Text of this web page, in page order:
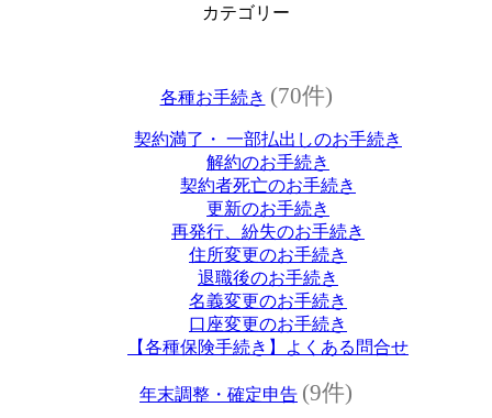
カテゴリー
各種お手続き (70件)
契約満了・ 一部払出しのお手続き
解約のお手続き
契約者死亡のお手続き
更新のお手続き
再発行、紛失のお手続き
住所変更のお手続き
退職後のお手続き
名義変更のお手続き
口座変更のお手続き
【各種保険手続き】よくある問合せ
年末調整・確定申告 (9件)